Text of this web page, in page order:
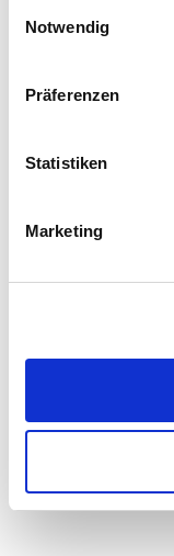
Notwendig
Präferenzen
Statistiken
Marketing